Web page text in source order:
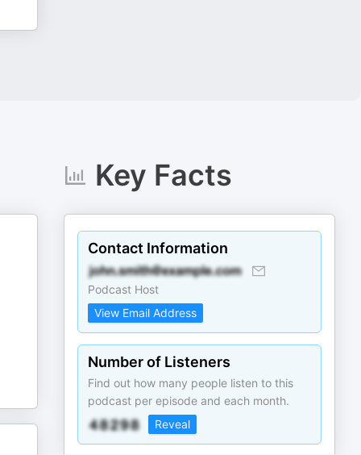
Key Facts
Contact Information
Podcast Host
View Email Address
Number of Listeners
Find out how many people listen to this
podcast per episode and each month.
Reveal